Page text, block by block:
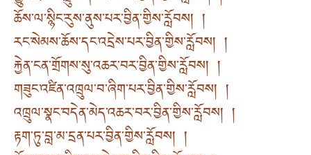
ཆོས་ལ་སྙིང་རུས་ནུས་པར་བྱིན་གྱིས་རློབས། །
རང་སེམས་ཆོས་དང་འདྲེས་པར་བྱིན་གྱིས་རློབས། །
རྐྱེན་ངན་གྲོགས་སུ་འཆར་བར་བྱིན་གྱིས་རློབས། །
གཟུང་འཛིན་འཁྲུལ་བ་ཞིག་པར་བྱིན་གྱིས་རློབས། །
འཁྲུལ་སྣང་བདེན་མེད་འཆར་བར་བྱིན་གྱིས་རློབས། །
རྟག་ཏུ་བླ་མ་དྲན་པར་བྱིན་གྱིས་རློབས། །